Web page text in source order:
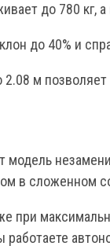
до 780 кг,
до 40% и
м
в
при